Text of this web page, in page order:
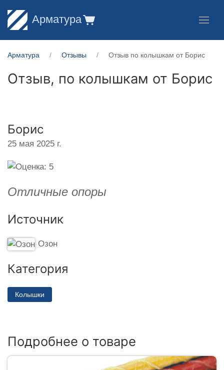
Арматура
Арматура Отзывы Отзыв по колышкам от Борис
Отзыв, по колышкам от Борис
Борис
25 мая 2025 г.
Отличные опоры
Источник
Озон
Категория
Колышки
Подробнее о товаре